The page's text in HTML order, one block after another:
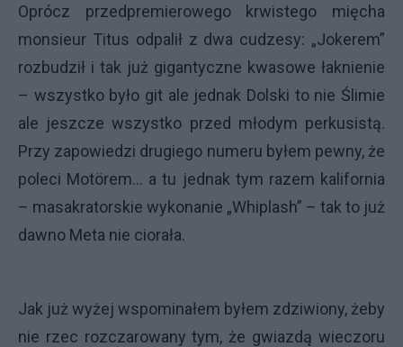
Oprócz przedpremierowego krwistego mięcha
monsieur Titus odpalił z dwa cudzesy: „Jokerem”
rozbudził i tak już gigantyczne kwasowe łaknienie
– wszystko było git ale jednak Dolski to nie Ślimie
ale jeszcze wszystko przed młodym perkusistą.
Przy zapowiedzi drugiego numeru byłem pewny, że
poleci Motörem… a tu jednak tym razem kalifornia
– masakratorskie wykonanie „Whiplash” – tak to już
dawno Meta nie ciorała.
Jak już wyżej wspominałem byłem zdziwiony, żeby
nie rzec rozczarowany tym, że gwiazdą wieczoru